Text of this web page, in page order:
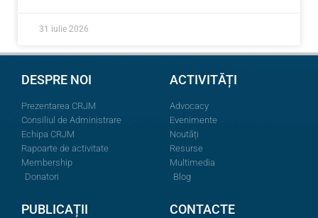
31 iulie 2026
DESPRE NOI
Prezentarea CRJM
Consiliul de Administrare
Echipa CRJM
Rapoarte de activitate
Membership
Donatori
ACTIVITĂȚI
Advocacy
Evenimente
Noutăți
Resurse
Multimedia
Blog
PUBLICAȚII CONTACTE